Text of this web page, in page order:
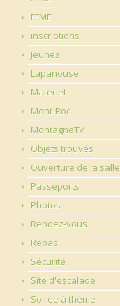
FFME
inscriptions
Jeunes
Lapanouse
Matériel
Mont-Roc
MontagneTV
Objets trouvés
Ouverture de la salle
Passeports
Photos
Rendez-vous
Repas
Sécurité
Site d'escalade
Soirée à thème